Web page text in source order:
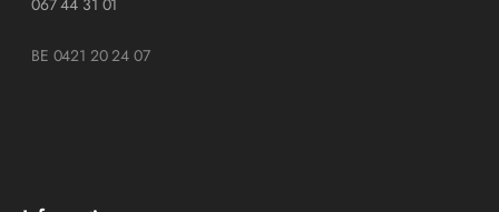
067 44 31 01
BE 0421 20 24 07